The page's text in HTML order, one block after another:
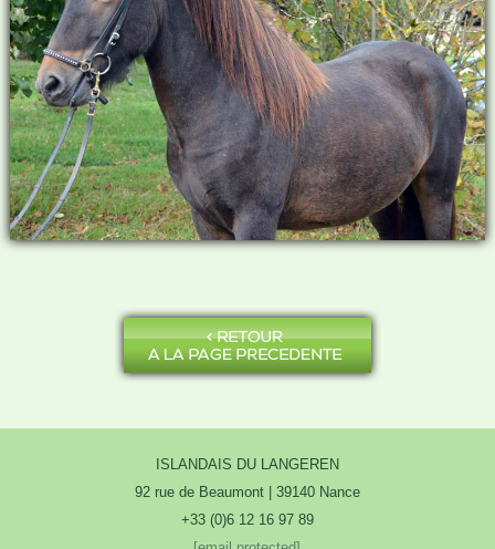
ISLANDAIS DU LANGEREN
92 rue de Beaumont | 39140 Nance
+33 (0)6 12 16 97 89